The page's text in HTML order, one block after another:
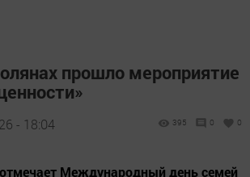
прошло мероприятие
- 18:04 395 0 0
Международный день семей